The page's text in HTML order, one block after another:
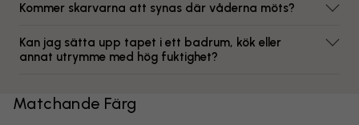
Kommer skarvarna att synas där våderna möts?
Kan jag sätta upp tapet i ett badrum, kök eller
annat utrymme med hög fuktighet?
Matchande Färg